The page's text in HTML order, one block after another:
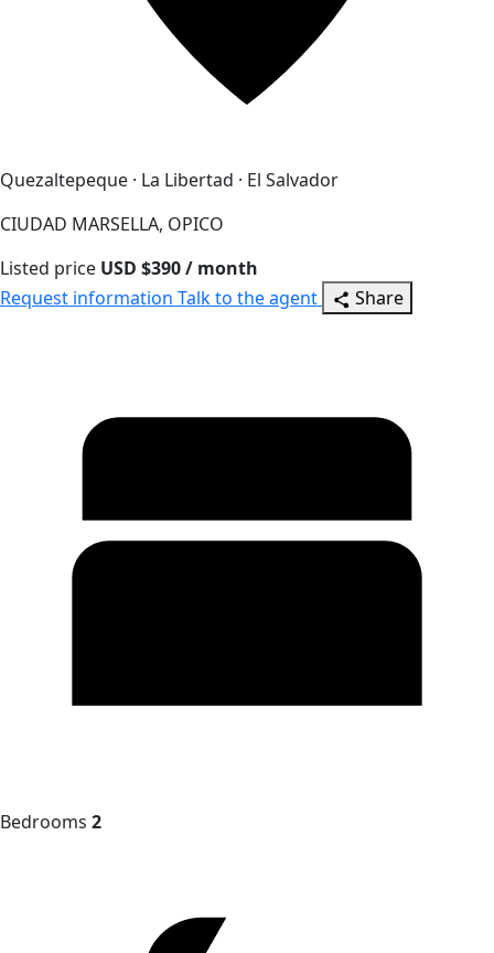
Quezaltepeque · La Libertad · El Salvador
CIUDAD MARSELLA, OPICO
Listed price USD $390 / month
Request information Talk to the agent Share
Bedrooms 2